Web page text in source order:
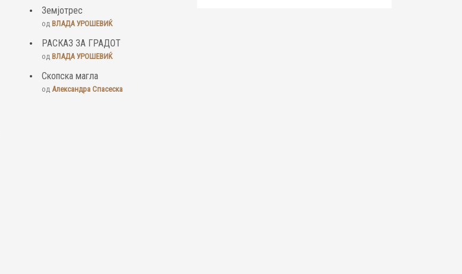
Земјотрес
од ВЛАДА УРОШЕВИЌ
РАСКАЗ ЗА ГРАДОТ
од ВЛАДА УРОШЕВИЌ
Скопска магла
од Александра Спасеска